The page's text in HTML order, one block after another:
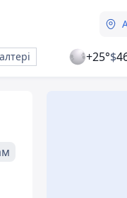
+25°$